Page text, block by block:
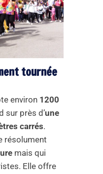
tournée
environ 1200
sur près d’une
carrés.
résolument
mais qui
Elle offre